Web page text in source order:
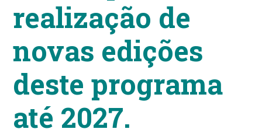
realização de
novas edições
deste programa
até 2027.